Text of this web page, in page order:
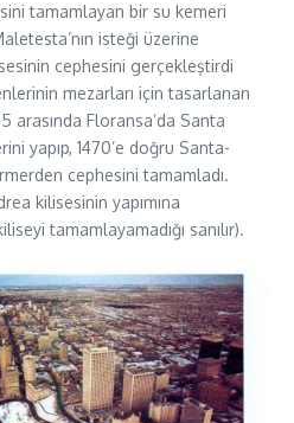
tamamlayan bir su kemeri
isteği üzerine
cephesini gerçekleştirdi
mezarları için tasarlanan
arasında Floransa’da Santa
yapıp, 1470’e doğru Santa-
cephesini tamamladı.
kilisesinin yapımına
tamamlayamadığı sanılır).